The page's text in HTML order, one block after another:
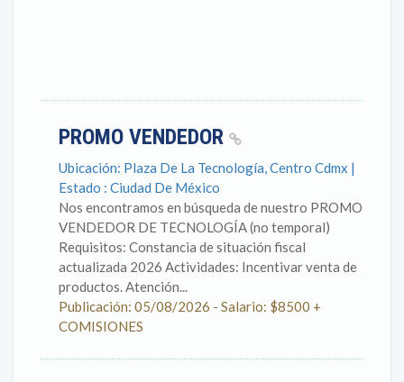
PROMO VENDEDOR
Ubicación: Plaza De La Tecnología, Centro Cdmx |
Estado : Ciudad De México
Nos encontramos en búsqueda de nuestro PROMO
VENDEDOR DE TECNOLOGÍA (no temporal)
Requisitos: Constancia de situación fiscal
actualizada 2026 Actividades: Incentivar venta de
productos. Atención...
Publicación: 05/08/2026 - Salario: $8500 +
COMISIONES